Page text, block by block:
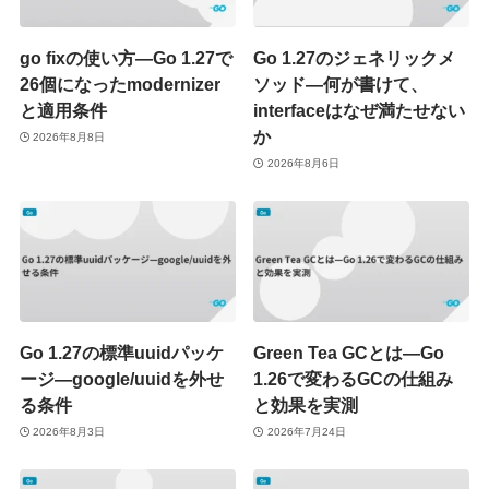
go fixの使い方—Go 1.27で
26個になったmodernizer
と適用条件
2026年8月8日
Go 1.27のジェネリックメ
ソッド—何が書けて、
interfaceはなぜ満たせない
か
2026年8月6日
Go 1.27の標準uuidパッケ
ージ—google/uuidを外せ
る条件
2026年8月3日
Green Tea GCとは—Go
1.26で変わるGCの仕組み
と効果を実測
2026年7月24日